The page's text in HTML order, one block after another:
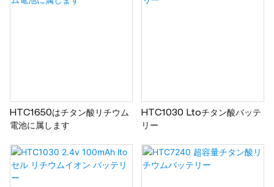
安全性、安定した放電特性とい
UPS、航空宇宙、太陽光発電グ
リッドなど、幅広い用途におい
て高い適応性、信頼性、長寿命
を実現します。
HTC1650はチタン酸リチウム
電池に属します
HTC1030 Ltoチタン酸バッテ
リー